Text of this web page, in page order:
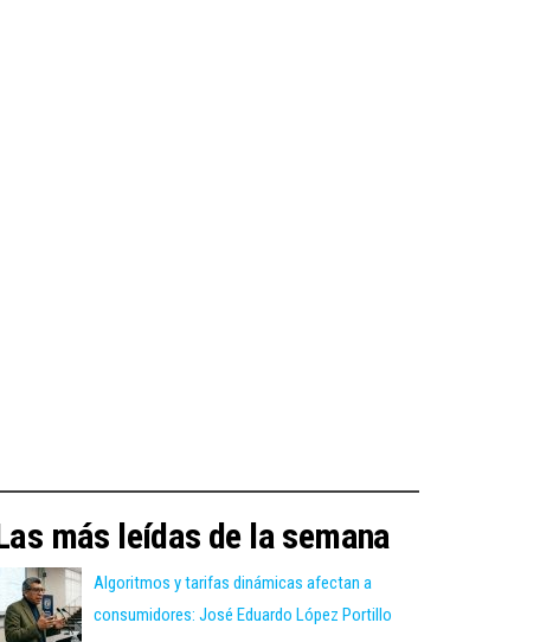
más leídas de la semana
Algoritmos y tarifas dinámicas afectan a
consumidores: José Eduardo López Portillo